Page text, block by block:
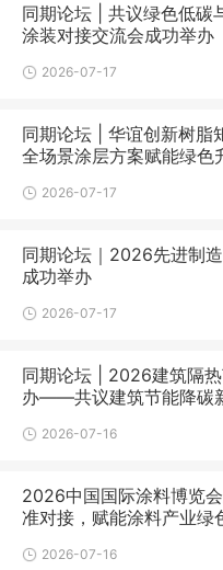
同期论坛 | 共议绿色低碳
涂装对接交流会成功举办
2026-07-17
同期论坛 | 华谊创新树脂
全场景涂层方案赋能绿色
2026-07-17
同期论坛｜2026先进制
成功举办
2026-07-17
同期论坛 | 2026建筑隔
办——共议建筑节能降碳
2026-07-16
2026中国国际涂料博览
准对接，赋能涂料产业绿
2026-07-16